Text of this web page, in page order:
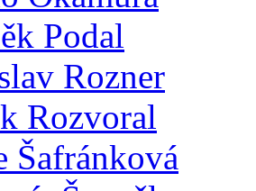
Podal
Rozner
Rozvoral
Šafránková